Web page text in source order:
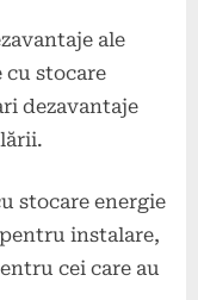
ale
stocare
dezavantaje
stocare energie
instalare,
cei care au